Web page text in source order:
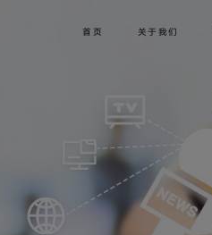
首页 关于我们